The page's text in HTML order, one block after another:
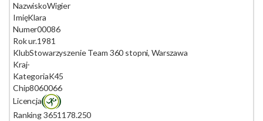
NazwiskoWigier
ImięKlara
Numer00086
Rok ur.1981
KlubStowarzyszenie Team 360 stopni, Warszawa
Kraj-
KategoriaK45
Chip8060066
Licencja
Ranking 3651178.250